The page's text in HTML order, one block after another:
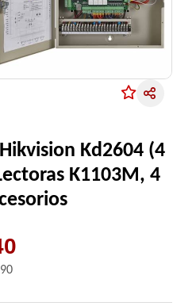
Kd2604 (4
K1103M, 4